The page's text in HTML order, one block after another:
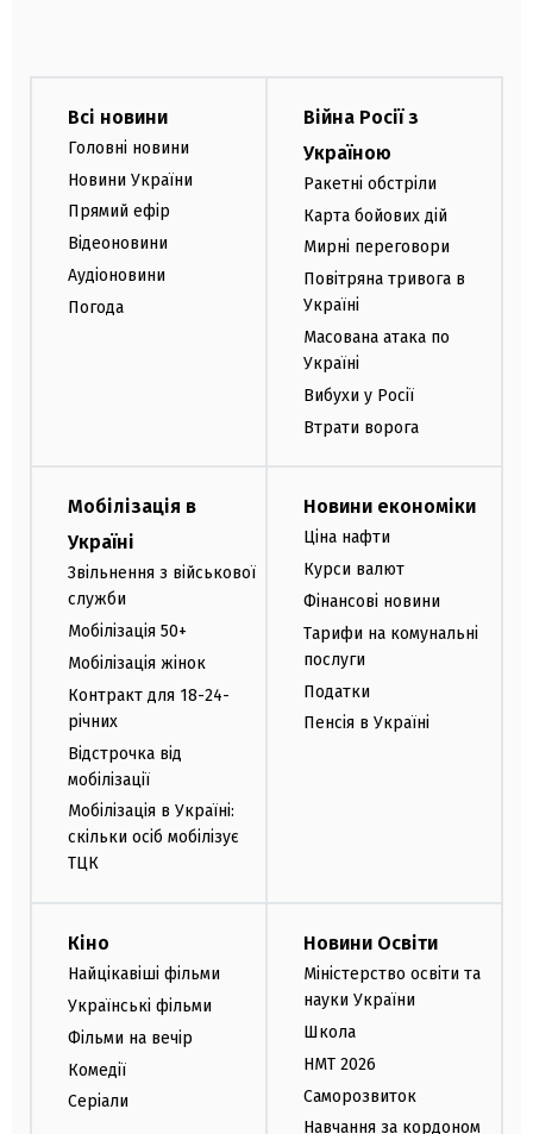
Всі новини
Головні новини
Новини України
Прямий ефір
Відеоновини
Аудіоновини
Погода
Війна Росії з
Україною
Ракетні обстріли
Карта бойових дій
Мирні переговори
Повітряна тривога в
Україні
Масована атака по
Україні
Вибухи у Росії
Втрати ворога
Мобілізація в
Україні
Звільнення з військової
служби
Мобілізація 50+
Мобілізація жінок
Контракт для 18-24-
річних
Відстрочка від
мобілізації
Мобілізація в Україні:
скільки осіб мобілізує
ТЦК
Новини економіки
Ціна нафти
Курси валют
Фінансові новини
Тарифи на комунальні
послуги
Податки
Пенсія в Україні
Кіно
Найцікавіші фільми
Українські фільми
Фільми на вечір
Комедії
Серіали
Новини Освіти
Міністерство освіти та
науки України
Школа
НМТ 2026
Саморозвиток
Навчання за кордоном